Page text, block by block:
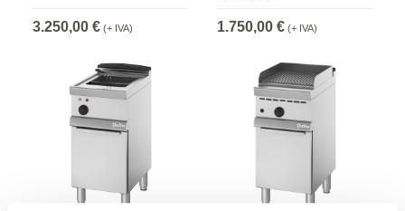
3.250,00 € (+ IVA) 1.750,00 € (+ IVA)